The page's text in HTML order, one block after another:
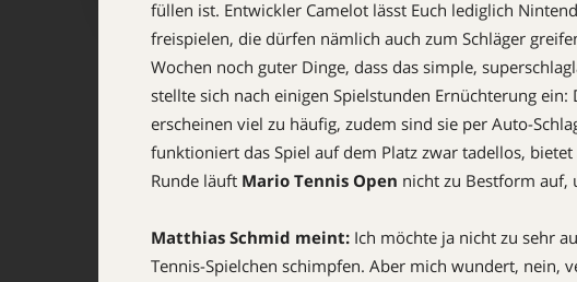
füllen ist. Entwickler Camelot lässt Euch lediglich
freispielen, die dürfen nämlich auch zum Schläger
Wochen noch guter Dinge, dass das simple,
stellte sich nach einigen Spielstunden Ernüchterung
erscheinen viel zu häufig, zudem sind sie per Auto-
funktioniert das Spiel auf dem Platz zwar tadellos,
Runde läuft Mario Tennis Open nicht zu Bestform auf,
Matthias Schmid meint: Ich möchte ja nicht zu sehr
Tennis-Spielchen schimpfen. Aber mich wundert, nein,